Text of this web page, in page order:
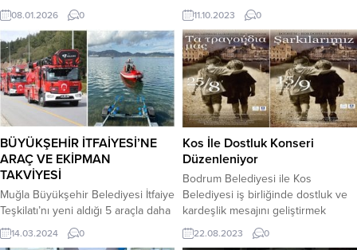
Bodrum Hamsi Festivali, bu yıl 10.
kez Bodrumlularla buluşmaya
hazırlanıyor. Karadeniz kültürünün
vazgeçilmez lezzeti hamsi ile müzik
ve eğlencenin bir araya geleceği
festival, 18 Ocak 2026 Pazar günü
Bodrum İskele Meydanı’nda
düzenlenecek. Gün boyu sürecek
etkinlikte Karadeniz ezgileri
Bodrum’da...
08.01.2026 0
Uluslararası Optimist Yarışları”
(BIOR), 7 ülkeden 400 sporcunun
katılımıyla başladı. Bodrum
Belediyesi’nin himayesinde ve
Türkiye Yelken Federasyonu iş
birliği ile 10-15 Ekim 2023 tarihleri
arasında gerçekleştirilecek
organizasyon, Bodrum Limanı’ndaki
kortej yürüyüşü ile başladı. Bodrum
bandosu eşliğinde Bodrum
Marina’dan Belediye Meydanı’na
yürüyen ekipler, renkli görüntüler...
11.10.2023 0
BÜYÜKŞEHİR İTFAİYESİ’NE
ARAÇ VE EKİPMAN
TAKVİYESİ
Muğla Büyükşehir Belediyesi İtfaiye
Teşkilatı’nı yeni aldığı 5 araçla daha
da güçlendirdi. Muğla genelinde 13
ilçede, 25 istasyon, 1 AKOM hizmet
14.03.2024 0
Kos İle Dostluk Konseri
Düzenleniyor
Bodrum Belediyesi ile Kos
Belediyesi iş birliğinde dostluk ve
kardeşlik mesajını geliştirmek
amacıyla konser etkinlikleri
düzenlenecek. Bodrum ve Kos
22.08.2023 0